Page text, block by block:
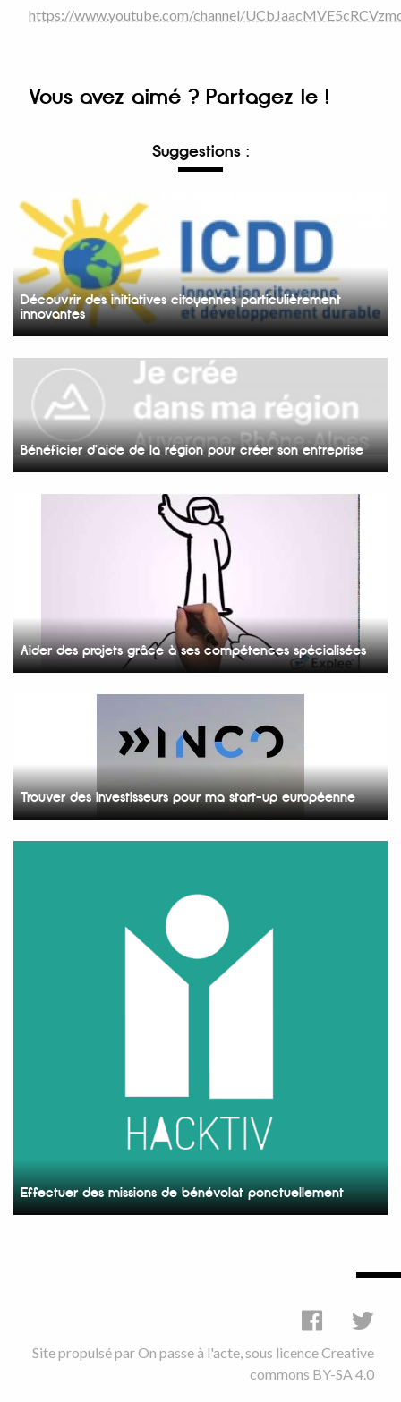
https://www.youtube.com/channel/
Vous avez aimé ? Partagez le !
Suggestions :
Découvrir des initiatives citoyennes particulièrement
innovantes
Bénéficier d'aide de la région pour créer son entreprise
Aider des projets grâce à ses compétences spécialisées
Trouver des investisseurs pour ma start-up européenne
Effectuer des missions de bénévolat ponctuellement
Site propulsé parOn passe à l'acte , sous licenceCreative
commons BY-SA 4.0